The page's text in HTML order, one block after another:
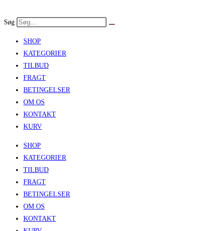
to
Søg
SHOP
KATEGORIER
TILBUD
FRAGT
BETINGELSER
OM OS
KONTAKT
KURV
SHOP
KATEGORIER
TILBUD
FRAGT
BETINGELSER
OM OS
KONTAKT